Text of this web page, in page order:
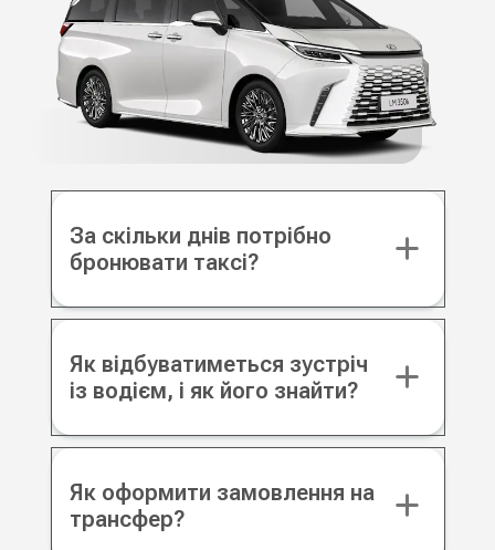
За скільки днів потрібно
бронювати таксі?
Як відбуватиметься зустріч
із водієм, і як його знайти?
Як оформити замовлення на
трансфер?